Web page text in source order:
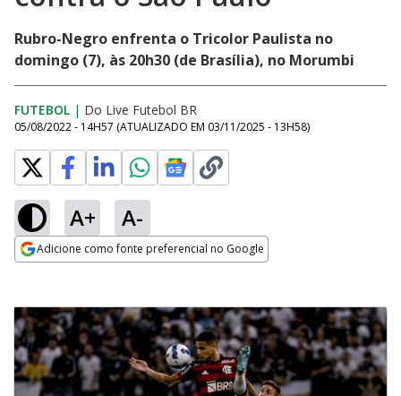
Rubro-Negro enfrenta o Tricolor Paulista no
domingo (7), às 20h30 (de Brasília), no Morumbi
FUTEBOL | Do Live Futebol BR
05/08/2022 - 14H57 (ATUALIZADO EM 03/11/2025 - 13H58)
A+ A-
Adicione como fonte preferencial no Google